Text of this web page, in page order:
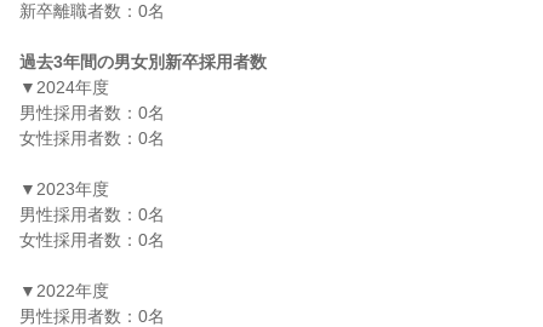
新卒離職者数：0名
過去3年間の男女別新卒採用者数
▼2024年度
男性採用者数：0名
女性採用者数：0名
▼2023年度
男性採用者数：0名
女性採用者数：0名
▼2022年度
男性採用者数：0名